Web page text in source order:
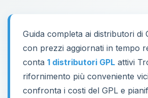
Guida completa ai distributori di
con prezzi aggiornati in tempo
conta 1 distributori GPL attivi
rifornimento più conveniente
confronta i costi del GPL e